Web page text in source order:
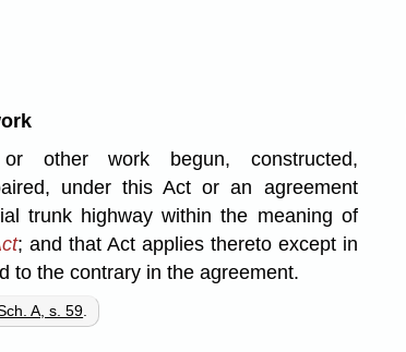
other work begun, constructed,
under this Act or an agreement
trunk highway within the meaning of
; and that Act applies thereto except in
to the contrary in the agreement.
A, s. 59.